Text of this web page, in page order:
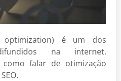
optimization) é um dos
na internet.
como falar de otimização